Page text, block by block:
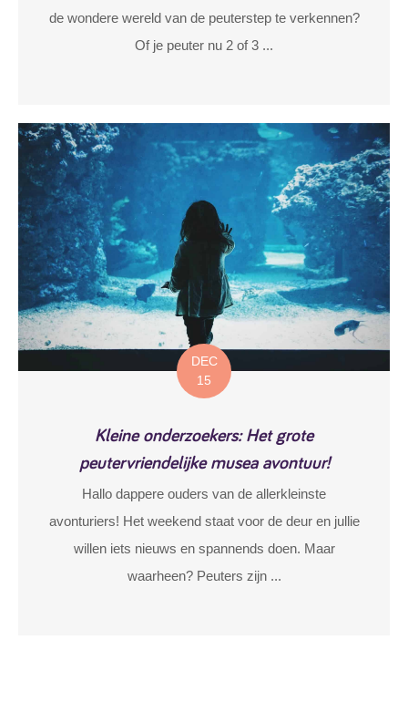
de wondere wereld van de peuterstep te verkennen?
Of je peuter nu 2 of 3 ...
DEC
15
Kleine onderzoekers: Het grote
peutervriendelijke musea avontuur!
Hallo dappere ouders van de allerkleinste
avonturiers! Het weekend staat voor de deur en jullie
willen iets nieuws en spannends doen. Maar
waarheen? Peuters zijn ...